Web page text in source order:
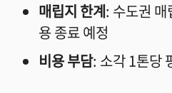
매립지 한계: 수도권
용 종료 예정
비용 부담: 소각 1톤당